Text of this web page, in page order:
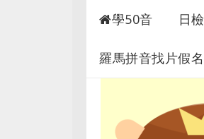
學50音 日檢
羅馬拼音找片假名